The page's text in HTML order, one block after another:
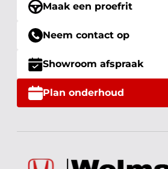
Maak een proefrit
Neem contact op
Showroom afspraak
Plan onderhoud